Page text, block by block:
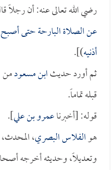
رضي الله تعالى عنه: أن رجلاً
عن الصلاة البارحة حتى
أذنيه)].
ثم أورد حديثابن مسعود
قبله تماماً.
قوله: [أخبرناعمرو بن علي].
هوالفلاس البصري،
وتعديلاً، وحديثه أخرجه